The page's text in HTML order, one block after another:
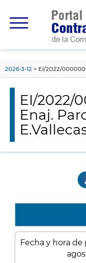
principal
2026-3-12 EI/2022/
EI/2022/
Enaj.
Fecha y hora de